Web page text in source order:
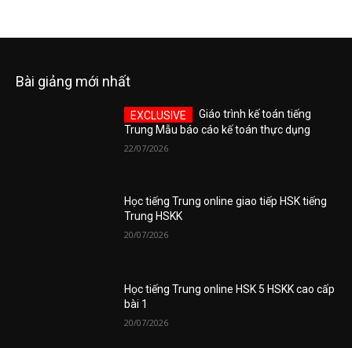
Bài giảng mới nhất
Giáo trình kế toán tiếng
Trung Mẫu báo cáo kế toán thực dụng
22/07/2026
Học tiếng Trung online giao tiếp HSK tiếng
Trung HSKK
20/07/2026
Học tiếng Trung online HSK 5 HSKK cao cấp
bài 1
20/07/2026